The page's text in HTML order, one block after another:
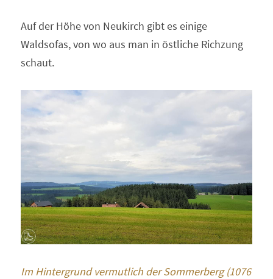
Auf der Höhe von Neukirch gibt es einige
Waldsofas, von wo aus man in östliche Richzung
schaut.
Im Hintergrund vermutlich der Sommerberg (1076